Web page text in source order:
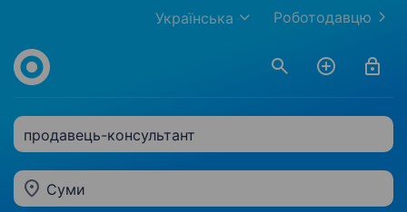
Роботодавцю
Українська
продавець-консультант
Суми